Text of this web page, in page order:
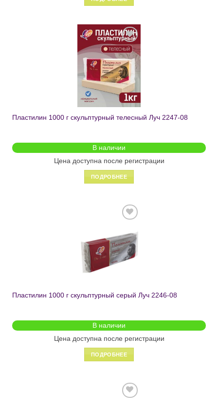
Добавить
в список
желаний
Пластилин 1000 г скульптурный телесный Луч 2247-08
В наличии
Цена доступна после регистрации
ПОДРОБНЕЕ
в список
желаний
Пластилин 1000 г скульптурный серый Луч 2246-08
В наличии
Цена доступна после регистрации
ПОДРОБНЕЕ